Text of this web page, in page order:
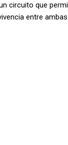
circuito que
entre